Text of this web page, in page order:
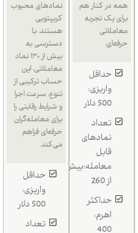
همه در کنار هم
برای یک تجربه
معاملاتی
حرفه‌ای.
حداقل
واریزی:
500 دلار
تعداد
نمادهای
قابل
معامله:بیش
از 260
حداکثر
اهرم:
نمادهای محبوب
کریپتویی
هستند. با
دسترسی به
بیش از ۱۳۰ نماد
معاملاتی، این
حساب ترکیبی از
تنوع، سرعت اجرا
و شرایط رقابتی را
برای معامله‌گران
حرفه‌ای فراهم
می‌کند.
حداقل
واریزی:
500 دلار
تعداد